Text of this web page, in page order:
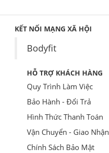
KẾT NỐI MẠNG XÃ HỘI
Bodyfit
HỖ TRỢ KHÁCH HÀNG
Quy Trình Làm Việc
Bảo Hành - Đổi Trả
Hình Thức Thanh Toán
Vận Chuyển - Giao Nhận
Chính Sách Bảo Mật